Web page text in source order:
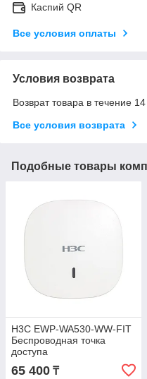
Каспий QR
Все условия оплаты
Условия возврата
Возврат товара в течение
Все условия возврата
Подобные товары
H3C EWP-WA530-WW-FIT
Беспроводная точка
доступа
65 400 ₸